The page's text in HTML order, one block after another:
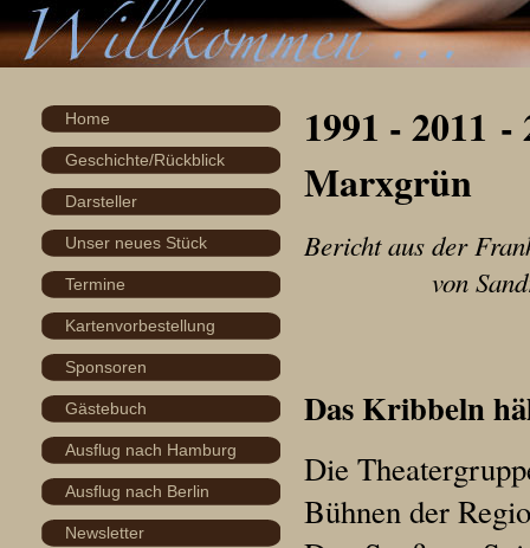
Home
Geschichte/Rückblick
Darsteller
Unser neues Stück
Termine
Kartenvorbestellung
Sponsoren
Gästebuch
Ausflug nach Hamburg
Ausflug nach Berlin
Newsletter
1991 - 2011
Marxgrün
Bericht aus der
von
Das Kribbeln
Die
Bühnen der